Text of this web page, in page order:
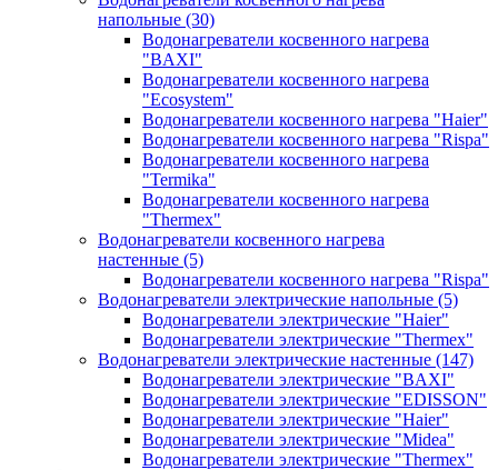
напольные (30)
Водонагреватели косвенного нагрева
"BAXI"
Водонагреватели косвенного нагрева
"Ecosystem"
Водонагреватели косвенного нагрева "Haier"
Водонагреватели косвенного нагрева "Rispa"
Водонагреватели косвенного нагрева
"Termika"
Водонагреватели косвенного нагрева
"Thermex"
Водонагреватели косвенного нагрева
настенные (5)
Водонагреватели косвенного нагрева "Rispa"
Водонагреватели электрические напольные (5)
Водонагреватели электрические "Haier"
Водонагреватели электрические "Thermex"
Водонагреватели электрические настенные (147)
Водонагреватели электрические "BAXI"
Водонагреватели электрические "EDISSON"
Водонагреватели электрические "Haier"
Водонагреватели электрические "Midea"
Водонагреватели электрические "Thermex"